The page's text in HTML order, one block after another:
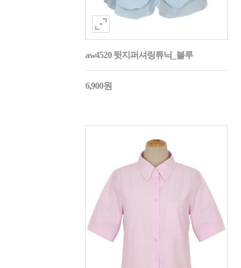
aw4520 뒷지퍼셔링튜닉_블루
6,900원